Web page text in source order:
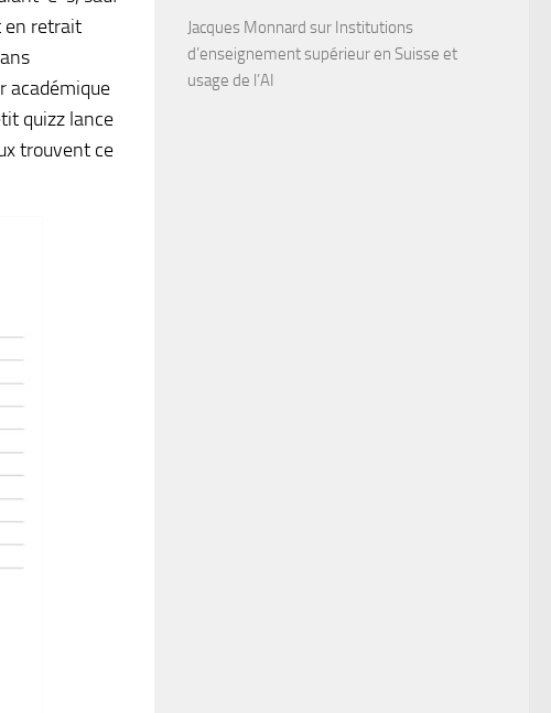
en retrait
académique
quizz lance
trouvent ce
Jacques Monnard sur Institutions
d’enseignement supérieur en Suisse et
usage de l’AI